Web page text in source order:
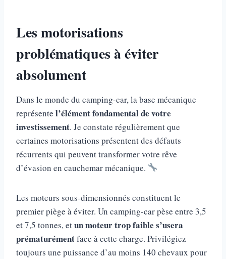
Les motorisations
problématiques à éviter
absolument
Dans le monde du camping-car, la base mécanique
représente l’élément fondamental de votre
investissement. Je constate régulièrement que
certaines motorisations présentent des défauts
récurrents qui peuvent transformer votre rêve
d’évasion en cauchemar mécanique.
Les moteurs sous-dimensionnés constituent le
premier piège à éviter. Un camping-car pèse entre 3,5
et 7,5 tonnes, etun moteur trop faible s’usera
prématurémentface à cette charge. Privilégiez
toujours une puissance d’au moins 140 chevaux pour